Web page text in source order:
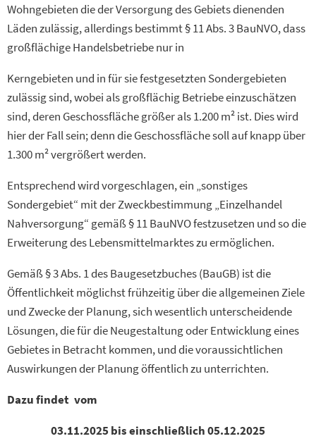
Wohngebieten die der Versorgung des Gebiets dienenden
Läden zulässig, allerdings bestimmt § 11 Abs. 3 BauNVO, dass
großflächige Handelsbetriebe nur in
Kerngebieten und in für sie festgesetzten Sondergebieten
zulässig sind, wobei als großflächig Betriebe einzuschätzen
sind, deren Geschossfläche größer als 1.200 m² ist. Dies wird
hier der Fall sein; denn die Geschossfläche soll auf knapp über
1.300 m² vergrößert werden.
Entsprechend wird vorgeschlagen, ein „sonstiges
Sondergebiet“ mit der Zweckbestimmung „Einzelhandel
Nahversorgung“ gemäß § 11 BauNVO festzusetzen und so die
Erweiterung des Lebensmittelmarktes zu ermöglichen.
Gemäß § 3 Abs. 1 des Baugesetzbuches (BauGB) ist die
Öffentlichkeit möglichst frühzeitig über die allgemeinen Ziele
und Zwecke der Planung, sich wesentlich unterscheidende
Lösungen, die für die Neugestaltung oder Entwicklung eines
Gebietes in Betracht kommen, und die voraussichtlichen
Auswirkungen der Planung öffentlich zu unterrichten.
Dazu findet vom
03.11.2025 bis einschließlich 05.12.2025